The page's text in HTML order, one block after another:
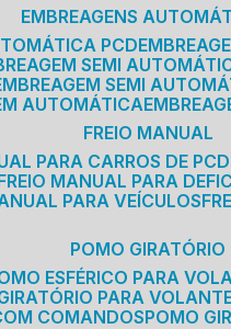
EMBREAGENS
PCD
SEMI
EMBREAGEM SEMI
AUTOMÁTICA
FREIO MANUAL
PARA CARROS DE PCD
FREIO MANUAL PARA
PARA VEÍCULOS
POMO GIRATÓRIO
ESFÉRICO PARA
GIRATÓRIO PARA
COMANDOS POMO